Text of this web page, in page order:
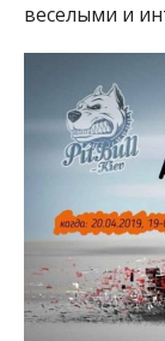
веселыми и